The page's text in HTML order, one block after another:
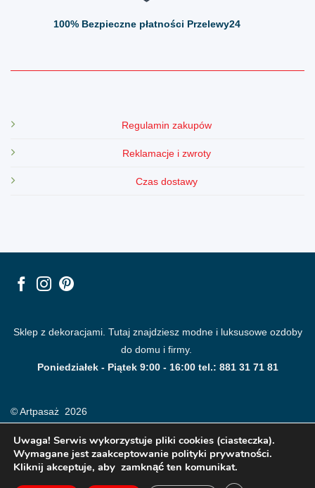
100% Bezpieczne płatności Przelewy24
Regulamin zakupów
Reklamacje i zwroty
Czas dostawy
Sklep z dekoracjami. Tutaj znajdziesz modne i luksusowe ozdoby
do domu i firmy.
Poniedziałek - Piątek 9:00 - 16:00 tel.: 881 31 71 81
© Artpasaż 2026
Uwaga! Serwis wykorzystuje pliki cookies (ciasteczka).
Wymagane jest zaakceptowanie polityki prywatności.
Kliknij akceptuje, aby zamknąć ten komunikat.